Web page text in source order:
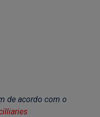
de acordo com o